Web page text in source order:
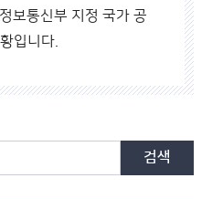
보통신부 지정 국가 공
입니다.